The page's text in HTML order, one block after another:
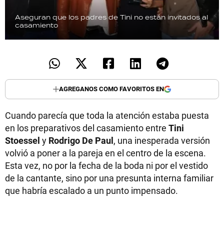
Aseguran que los padres de Tini no están invitados al
casamiento
AGREGANOS COMO FAVORITOS EN
Cuando parecía que toda la atención estaba puesta
en los preparativos del casamiento entre Tini
Stoessel y Rodrigo De Paul, una inesperada versión
volvió a poner a la pareja en el centro de la escena.
Esta vez, no por la fecha de la boda ni por el vestido
de la cantante, sino por una presunta interna familiar
que habría escalado a un punto impensado.